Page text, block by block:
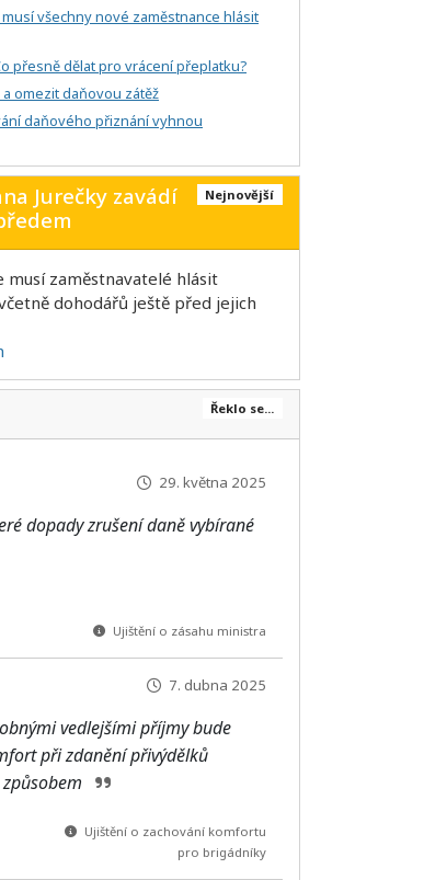
všechny nové zaměstnance hlásit
přesně dělat pro vrácení přeplatku?
omezit daňovou zátěž
daňového přiznání vyhnou
Nejnovější
Jurečky zavádí
musí zaměstnavatelé hlásit
dohodářů ještě před jejich
Řeklo se...
29. května 2025
dopady zrušení daně vybírané
Ujištění o zásahu ministra
7. dubna 2025
vedlejšími příjmy bude
při zdanění přivýdělků
Ujištění o zachování komfortu
pro brigádníky